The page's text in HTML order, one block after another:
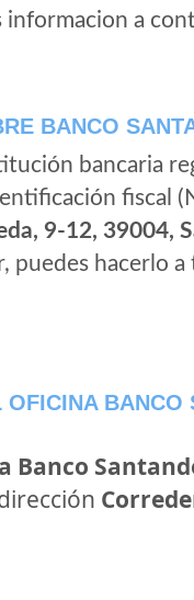
informacion a
BANCO
bancaria
fiscal
9-12, 39004,
puedes hacerlo
BANCO
Banco